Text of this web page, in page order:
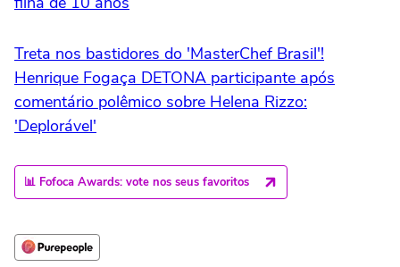
Treta nos bastidores do 'MasterChef Brasil'!
Henrique Fogaça DETONA participante após
comentário polêmico sobre Helena Rizzo:
'Deplorável'
📊 Fofoca Awards: vote nos seus favoritos